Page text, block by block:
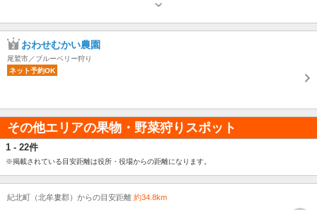
営業：第一土曜日 営業：第二土曜日、日曜日 営業：第三土曜日、日曜日 営
おわせむかい農園
尾鷲市／ブルーベリー狩り
ネット予約OK
その他エリアの果物・野菜狩りスポット
1 - 22件
※掲載されている目安距離は役所・役場からの距離になります。
紀北町（北牟婁郡）からの目安距離 約34.8km